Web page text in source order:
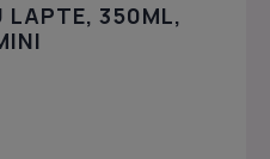
LAPTE, 350ML,